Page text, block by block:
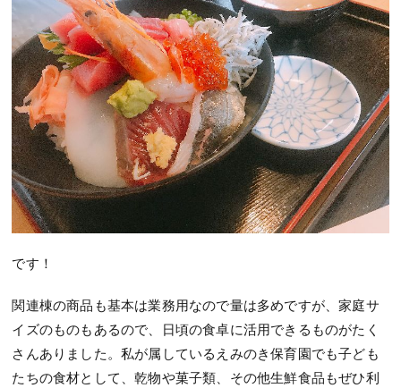
です！
関連棟の商品も基本は業務用なので量は多めですが、家庭サ
イズのものもあるので、日頃の食卓に活用できるものがたく
さんありました。私が属しているえみのき保育園でも子ども
たちの食材として、乾物や菓子類、その他生鮮食品もぜひ利